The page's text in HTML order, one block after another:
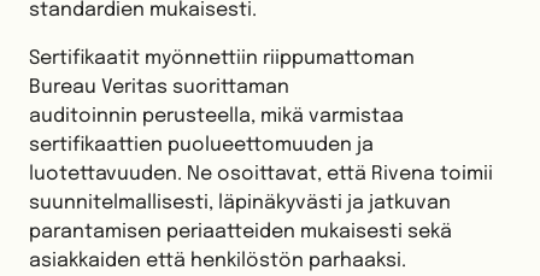
standardien mukaisesti.
Sertifikaatit myönnettiin riippumattoman
Bureau Veritas suorittaman
auditoinnin perusteella, mikä varmistaa
sertifikaattien puolueettomuuden ja
luotettavuuden. Ne osoittavat, että Rivena toimii
suunnitelmallisesti, läpinäkyvästi ja jatkuvan
parantamisen periaatteiden mukaisesti sekä
asiakkaiden että henkilöstön parhaaksi.